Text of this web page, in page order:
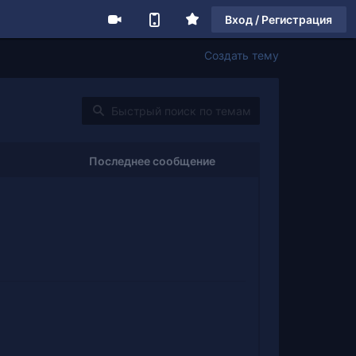
Вход / Регистрация
Создать тему
Последнее сообщение